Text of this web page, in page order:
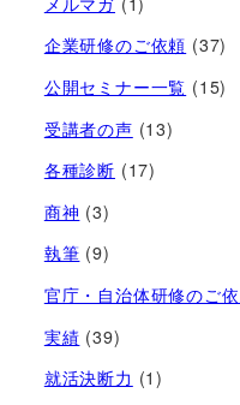
企業研修のご依頼 (37)
公開セミナー一覧 (15)
受講者の声 (13)
各種診断 (17)
商神 (3)
執筆 (9)
官庁・自治体研修のご
実績 (39)
就活決断力 (1)